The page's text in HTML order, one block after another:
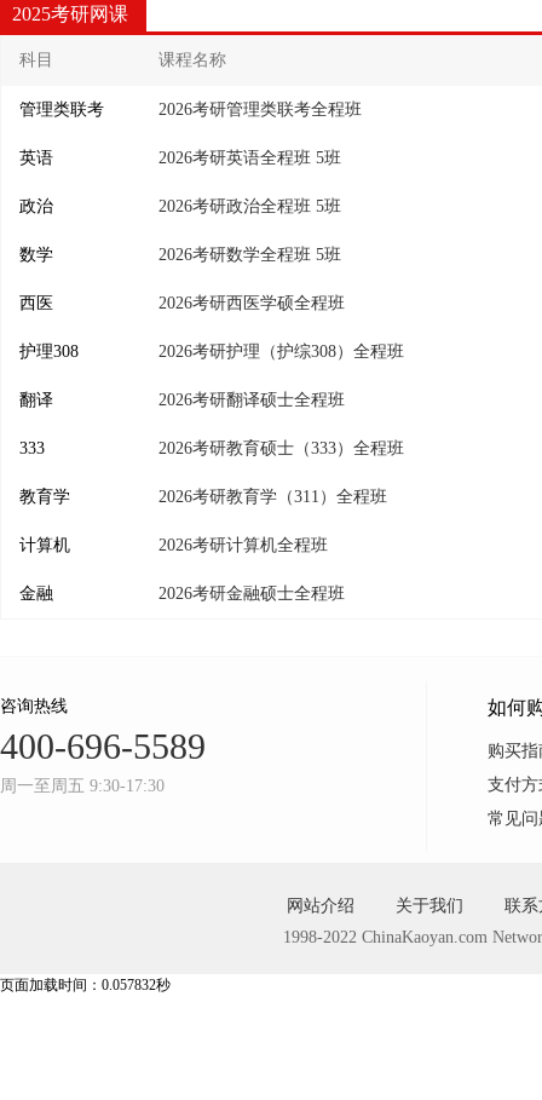
2025考研网课
科目 课程名称
管理类联考 2026考研管理类联考全程班
英语 2026考研英语全程班 5班
政治 2026考研政治全程班 5班
数学 2026考研数学全程班 5班
西医 2026考研西医学硕全程班
护理308 2026考研护理（护综308）全程班
翻译 2026考研翻译硕士全程班
333 2026考研教育硕士（333）全程班
教育学 2026考研教育学（311）全程班
计算机 2026考研计算机全程班
金融 2026考研金融硕士全程班
咨询热线
400-696-5589
周一至周五 9:30-17:30
如何
购买指
支付方
常见问
网站介绍 关于我们
联系
1998-2022 ChinaKaoyan.com
页面加载时间：0.057832秒